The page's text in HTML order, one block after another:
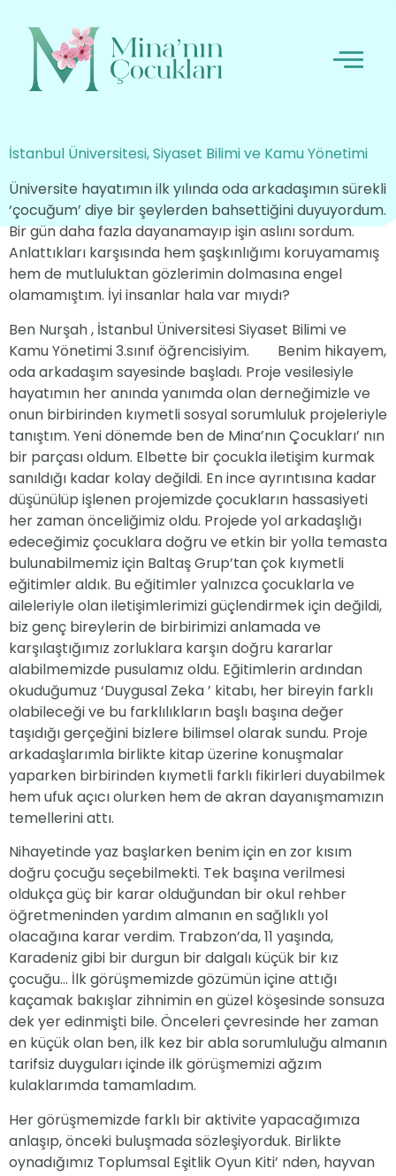
İstanbul Üniversitesi, Siyaset Bilimi ve Kamu Yönetimi
Üniversite hayatımın ilk yılında oda arkadaşımın sürekli
‘çocuğum’ diye bir şeylerden bahsettiğini duyuyordum.
Bir gün daha fazla dayanamayıp işin aslını sordum.
Anlattıkları karşısında hem şaşkınlığımı koruyamamış
hem de mutluluktan gözlerimin dolmasına engel
olamamıştım. İyi insanlar hala var mıydı?
Ben Nurşah , İstanbul Üniversitesi Siyaset Bilimi ve
Kamu Yönetimi 3.sınıf öğrencisiyim. Benim hikayem,
oda arkadaşım sayesinde başladı. Proje vesilesiyle
hayatımın her anında yanımda olan derneğimizle ve
onun birbirinden kıymetli sosyal sorumluluk projeleriyle
tanıştım. Yeni dönemde ben de Mina’nın Çocukları’ nın
bir parçası oldum. Elbette bir çocukla iletişim kurmak
sanıldığı kadar kolay değildi. En ince ayrıntısına kadar
düşünülüp işlenen projemizde çocukların hassasiyeti
her zaman önceliğimiz oldu. Projede yol arkadaşlığı
edeceğimiz çocuklara doğru ve etkin bir yolla temasta
bulunabilmemiz için Baltaş Grup’tan çok kıymetli
eğitimler aldık. Bu eğitimler yalnızca çocuklarla ve
aileleriyle olan iletişimlerimizi güçlendirmek için değildi,
biz genç bireylerin de birbirimizi anlamada ve
karşılaştığımız zorluklara karşın doğru kararlar
alabilmemizde pusulamız oldu. Eğitimlerin ardından
okuduğumuz ‘Duygusal Zeka ’ kitabı, her bireyin farklı
olabileceği ve bu farklılıkların başlı başına değer
taşıdığı gerçeğini bizlere bilimsel olarak sundu. Proje
arkadaşlarımla birlikte kitap üzerine konuşmalar
yaparken birbirinden kıymetli farklı fikirleri duyabilmek
hem ufuk açıcı olurken hem de akran dayanışmamızın
temellerini attı.
Nihayetinde yaz başlarken benim için en zor kısım
doğru çocuğu seçebilmekti. Tek başına verilmesi
oldukça güç bir karar olduğundan bir okul rehber
öğretmeninden yardım almanın en sağlıklı yol
olacağına karar verdim. Trabzon’da, 11 yaşında,
Karadeniz gibi bir durgun bir dalgalı küçük bir kız
çocuğu… İlk görüşmemizde gözümün içine attığı
kaçamak bakışlar zihnimin en güzel köşesinde sonsuza
dek yer edinmişti bile. Önceleri çevresinde her zaman
en küçük olan ben, ilk kez bir abla sorumluluğu almanın
tarifsiz duyguları içinde ilk görüşmemizi ağzım
kulaklarımda tamamladım.
Her görüşmemizde farklı bir aktivite yapacağımıza
anlaşıp, önceki buluşmada sözleşiyorduk. Birlikte
oynadığımız Toplumsal Eşitlik Oyun Kiti’ nden, hayvan